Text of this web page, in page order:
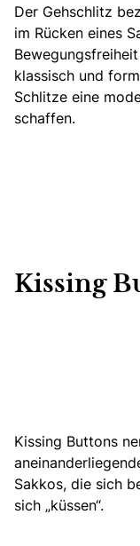
Der Gehschlitz
im Rücken eines
klassisch und
Schlitze eine
schaffen.
Kissing
Kissing Buttons
Sakkos, die sich
sich „küssen“.